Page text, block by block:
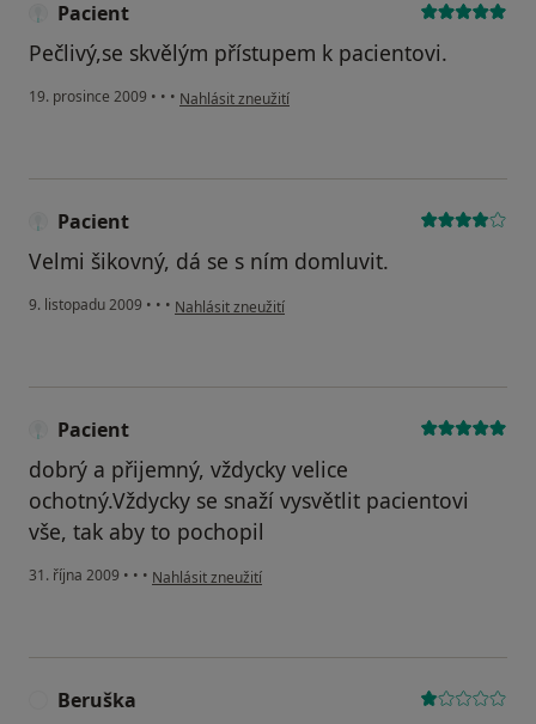
Pacient
Pečlivý,se skvělým přístupem k pacientovi.
19. prosince 2009 • • • podle názoru uživatele Pacient
Nahlásit zneužití
Pacient
Velmi šikovný, dá se s ním domluvit.
9. listopadu 2009 • • • podle názoru uživatele Pacient
Nahlásit zneužití
Pacient
dobrý a přijemný, vždycky velice
ochotný.Vždycky se snaží vysvětlit pacientovi
vše, tak aby to pochopil
31. října 2009 • • • podle názoru uživatele Pacient
Nahlásit zneužití
Beruška